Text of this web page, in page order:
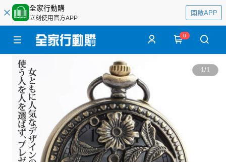
全家行動購
立刻使用官方APP
開啟APP
0
1/1